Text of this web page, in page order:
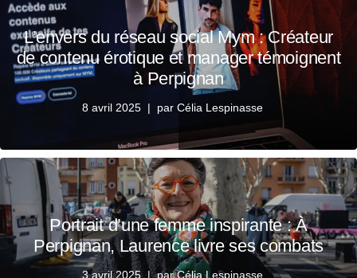
L’envers du réseau social Mym : Créateur
de contenu érotique et manager témoignent
à Perpignan
8 avril 2025 par Célia Lespinasse
Portrait d’une femme inspirante : À
Perpignan, Laurence livre ses combats
3 avril 2025 parCélia Lespinasse